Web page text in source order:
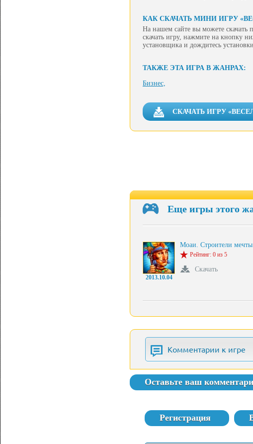
КАК СКАЧАТЬ МИНИ ИГРУ
На нашем сайте вы можете
скачать игру, нажмите на кнопку
установщика и дождитесь
ТАКЖЕ ЭТА ИГРА В ЖАНРАХ:
Бизнес,
СКАЧАТЬ ИГРУ
Еще игры этого
2013.10.04
Моаи. Строители мечты
Рейтинг: 0 из 5
Скачать
Комментарии к игре
Оставьте ваш
Регистрация